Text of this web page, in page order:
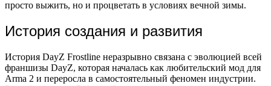
просто выжить, но и процветать в условиях вечной зимы.
История создания и развития
История DayZ Frostline неразрывно связана с эволюцией всей
франшизы DayZ, которая началась как любительский мод для
Arma 2 и переросла в самостоятельный феномен индустрии.